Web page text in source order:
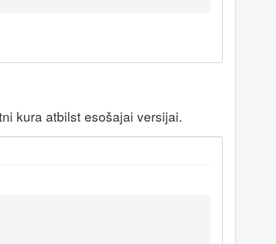
kura atbilst esošajai versijai.